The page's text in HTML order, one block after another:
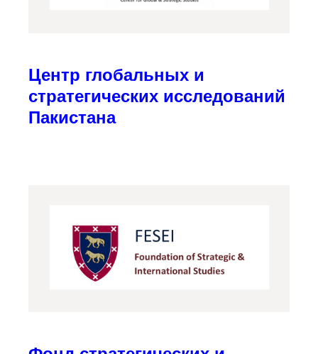
Центр глобальных и
стратегических исследований
Пакистана